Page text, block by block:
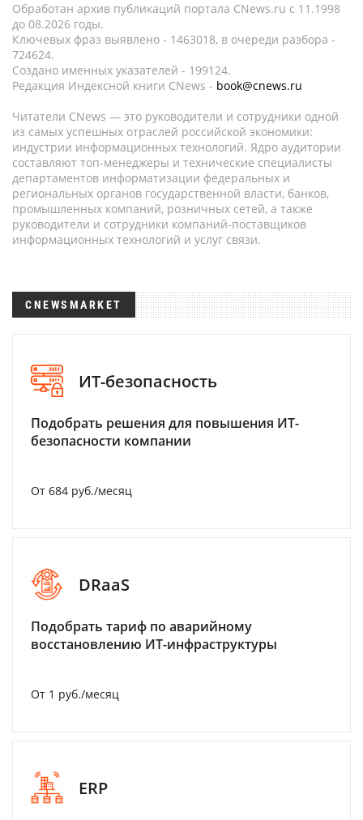
Обработан архив публикаций портала CNews.ru c 11.1998
до 08.2026 годы.
Ключевых фраз выявлено - 1463018, в очереди разбора -
724624.
Создано именных указателей - 199124.
Редакция Индексной книги CNews - book@cnews.ru
Читатели CNews — это руководители и сотрудники одной
из самых успешных отраслей российской экономики:
индустрии информационных технологий. Ядро аудитории
составляют топ-менеджеры и технические специалисты
департаментов информатизации федеральных и
региональных органов государственной власти, банков,
промышленных компаний, розничных сетей, а также
руководители и сотрудники компаний-поставщиков
информационных технологий и услуг связи.
CNEWSMARKET
ИТ-безопасность
Подобрать решения для повышения ИТ-
безопасности компании
От 684 руб./месяц
DRaaS
Подобрать тариф по аварийному
восстановлению ИТ-инфраструктуры
От 1 руб./месяц
ERP